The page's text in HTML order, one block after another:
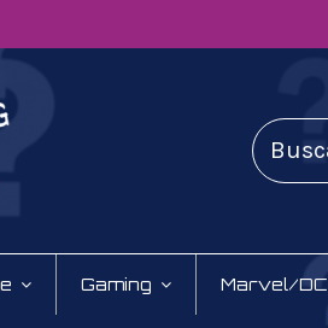
Gaming Marvel/DC